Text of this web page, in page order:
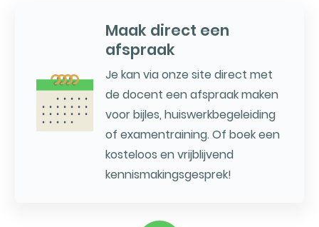
Maak direct een
afspraak
Je kan via onze site direct met
de docent een afspraak maken
voor bijles, huiswerkbegeleiding
of examentraining. Of boek een
kosteloos en vrijblijvend
kennismakingsgesprek!